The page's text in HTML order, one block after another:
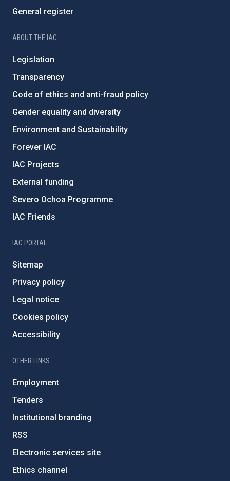
General register
ABOUT THE IAC
Legislation
Transparency
Code of ethics and anti-fraud policy
Gender equality and diversity
Environment and Sustainability
Forever IAC
IAC Projects
External funding
Severo Ochoa Programme
IAC Friends
IAC PORTAL
Sitemap
Privacy policy
Legal notice
Cookies policy
Accessibility
OTHER LINKS
Employment
Tenders
Institutional branding
RSS
Electronic services site
Ethics channel